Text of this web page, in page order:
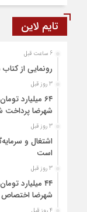
تایم لاین
6 ساعت قبل
رونمایی از
3 روز قبل
۶۴ میلیارد
شهرضا پرداخت
3 روز قبل
اشتغال و
است
3 روز قبل
۴۴ میلیارد
شهرضا اختصاص